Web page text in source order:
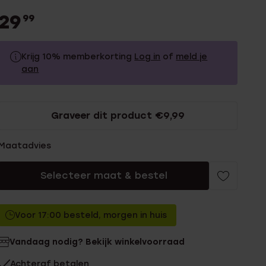
99
Krijg 10% memberkorting Log in of meld je
aan
Met memberkortingGraveer dit product €9,99
Selecteer maat & bestel
Voor 17:00 besteld, morgen in huis
Vandaag nodig? Bekijk winkelvoorraad
Achteraf betalen